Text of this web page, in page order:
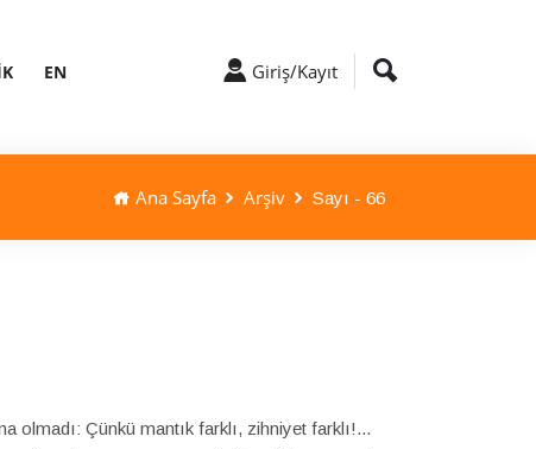
EN Giriş/Kayıt
Ana Sayfa Arşiv Sayı - 66
olmadı: Çünkü mantık farklı, zihniyet farklı!...